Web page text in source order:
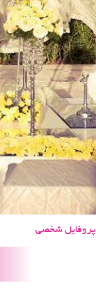
پروفایل شخصی